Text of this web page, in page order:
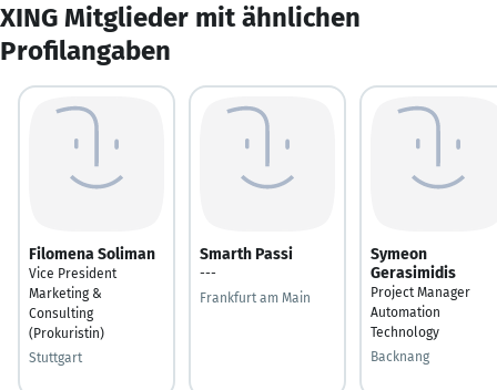
XING Mitglieder mit ähnlichen
Profilangaben
Filomena Soliman
Vice President
Marketing &
Consulting
(Prokuristin)
Stuttgart
Smarth Passi
---
Frankfurt am Main
Symeon
Gerasimidis
Project Manager
Automation
Technology
Backnang